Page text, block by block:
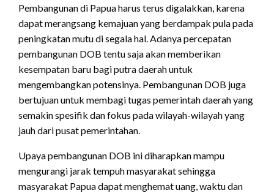
Pembangunan di Papua harus terus digalakkan, karena
dapat merangsang kemajuan yang berdampak pula pada
peningkatan mutu di segala hal. Adanya percepatan
pembangunan DOB tentu saja akan memberikan
kesempatan baru bagi putra daerah untuk
mengembangkan potensinya. Pembangunan DOB juga
bertujuan untuk membagi tugas pemerintah daerah yang
semakin spesifik dan fokus pada wilayah-wilayah yang
jauh dari pusat pemerintahan.
Upaya pembangunan DOB ini diharapkan mampu
mengurangi jarak tempuh masyarakat sehingga
masyarakat Papua dapat menghemat uang, waktu dan